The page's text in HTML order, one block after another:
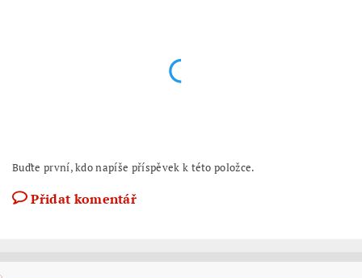
Buďte první, kdo napíše příspěvek k této položce.
Přidat komentář